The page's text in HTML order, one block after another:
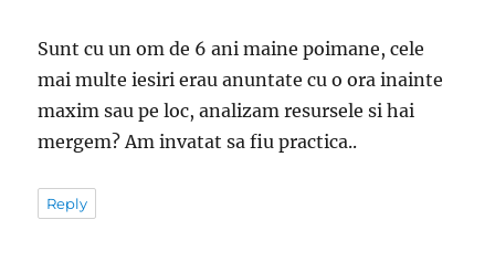
Sunt cu un om de 6 ani maine poimane, cele
mai multe iesiri erau anuntate cu o ora inainte
maxim sau pe loc, analizam resursele si hai
mergem? Am invatat sa fiu practica..
Reply